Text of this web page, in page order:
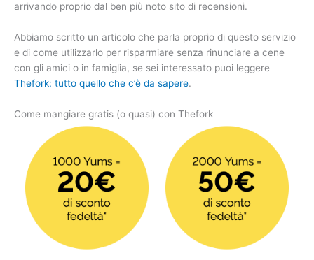
arrivando proprio dal ben più noto sito di recensioni.
Abbiamo scritto un articolo che parla proprio di questo servizio
e di come utilizzarlo per risparmiare senza rinunciare a cene
con gli amici o in famiglia, se sei interessato puoi leggere
Thefork: tutto quello che c’è da sapere.
Come mangiare gratis (o quasi) con Thefork